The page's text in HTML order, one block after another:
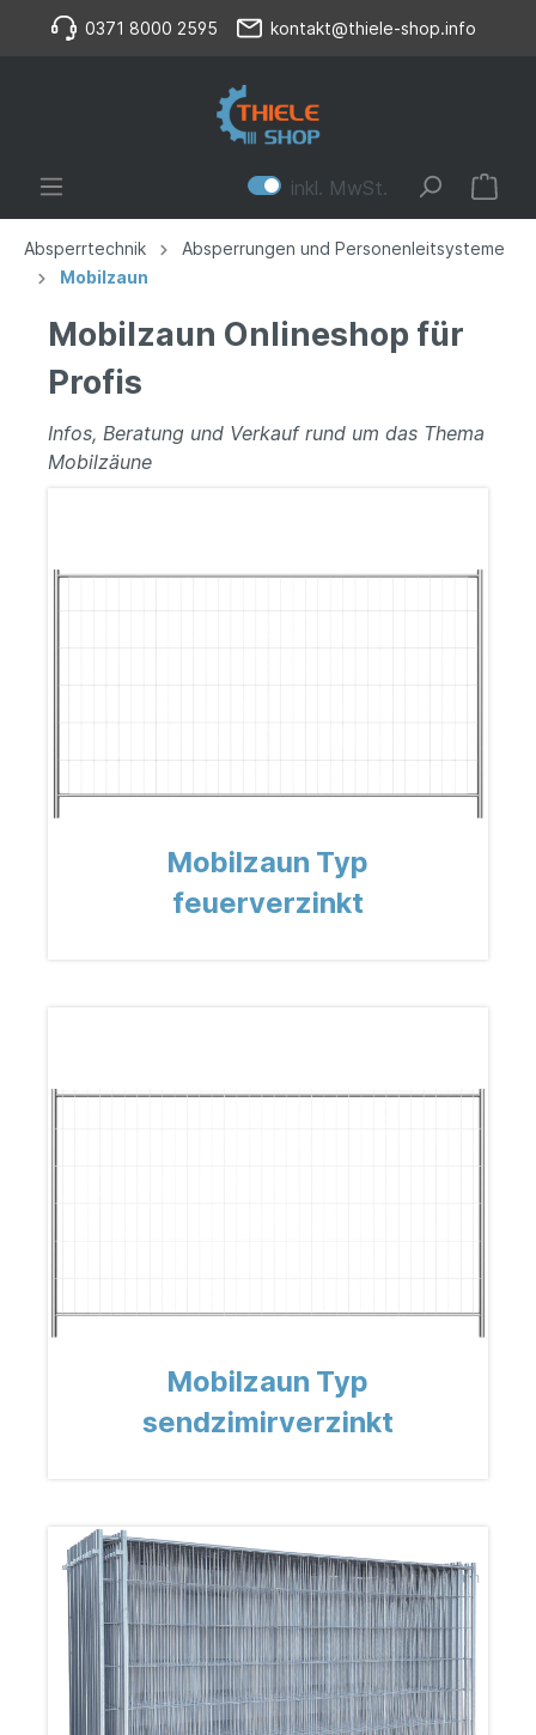
0371 8000 2595 kontakt@thiele-shop.info
inkl. MwSt.
Absperrtechnik
Absperrungen und Personenleitsysteme
Mobilzaun
Mobilzaun Onlineshop für
Profis
Infos, Beratung und Verkauf rund um das Thema
Mobilzäune
Mobilzaun Typ
feuerverzinkt
Mobilzaun Typ
sendzimirverzinkt